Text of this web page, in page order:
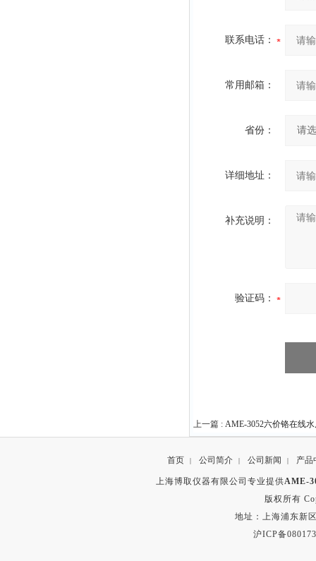
联系电话：
常用邮箱：
省份：
详细地址：
补充说明：
验证码：
上一篇 : AME-3052六价铬在线
首页 | 公司简介 | 公司新闻 | 产品
上海博取仪器有限公司专业提供AME-
版权所有
地址：上海浦东新
沪ICP备